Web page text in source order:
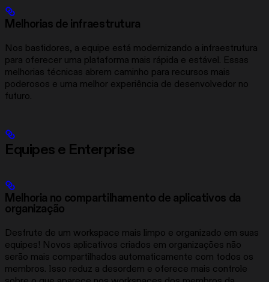
Melhorias de infraestrutura
Nos bastidores, a equipe está modernizando a infraestrutura
para oferecer uma plataforma mais rápida e estável. Essas
melhorias técnicas abrem caminho para recursos mais
poderosos e uma melhor experiência de desenvolvedor no
futuro.
Equipes e Enterprise
Melhoria no compartilhamento de aplicativos da
organização
Desfrute de um workspace mais limpo e organizado em suas
equipes! Novos aplicativos criados em organizações não
serão mais compartilhados automaticamente com todos os
membros. Isso reduz a desordem e oferece mais controle